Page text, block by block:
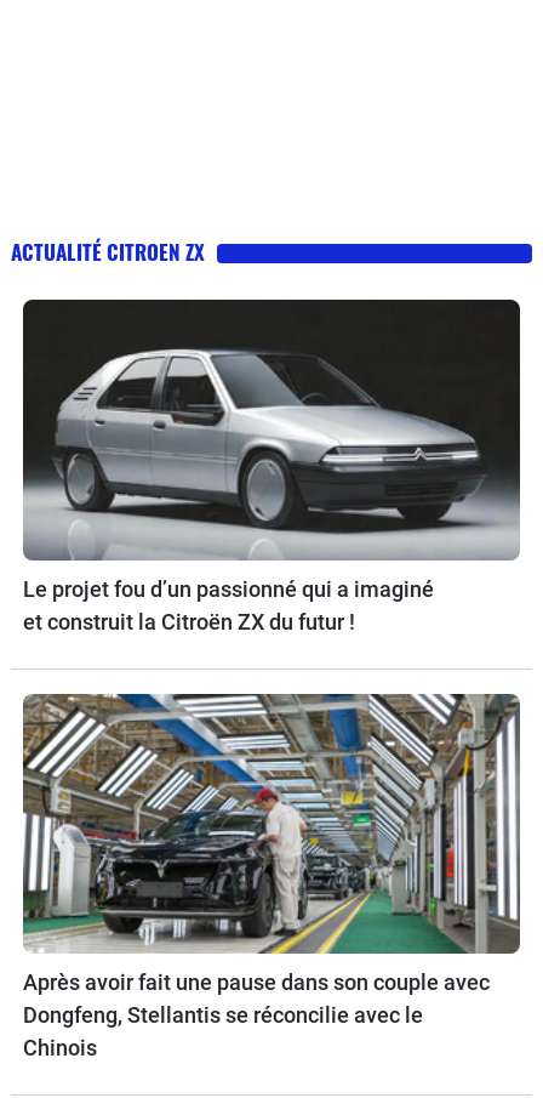
ACTUALITÉ CITROEN ZX
Le projet fou d’un passionné qui a imaginé
et construit la Citroën ZX du futur !
Après avoir fait une pause dans son couple avec
Dongfeng, Stellantis se réconcilie avec le
Chinois